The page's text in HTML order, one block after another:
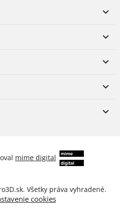
mime digital
. Všetky práva vyhradené.
cookies